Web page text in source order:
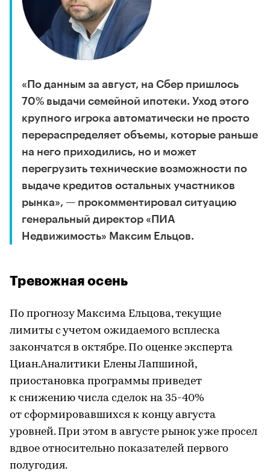
«По данным за август, на Сбер пришлось
70% выдачи семейной ипотеки. Уход этого
крупного игрока автоматически не просто
перераспределяет объемы, которые раньше
на него приходились, но и может
перегрузить технические возможности по
выдаче кредитов остальных участников
рынка», — прокомментировал ситуацию
генеральный директор «ПИА
Недвижимость» Максим Ельцов.
Тревожная осень
По прогнозу Максима Ельцова, текущие
лимиты с учетом ожидаемого всплеска
закончатся в октябре. По оценке эксперта
Циан.Аналитики Елены Лапшиной,
приостановка программы приведет
к снижению числа сделок на 35-40%
от сформировавшихся к концу августа
уровней. При этом в августе рынок уже просел
вдвое относительно показателей первого
полугодия.